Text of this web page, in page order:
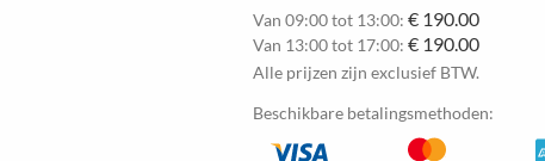
Van 09:00 tot 13:00: € 190.00
Van 13:00 tot 17:00: € 190.00
Alle prijzen zijn exclusief BTW.
Beschikbare betalingsmethoden: